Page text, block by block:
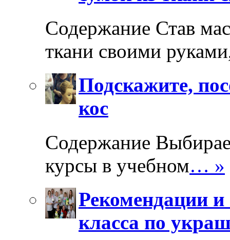
Содержание Став
ткани своими
Подскажите,
кос
Содержание
курсы в учебном… »
Рекомендации
класса по